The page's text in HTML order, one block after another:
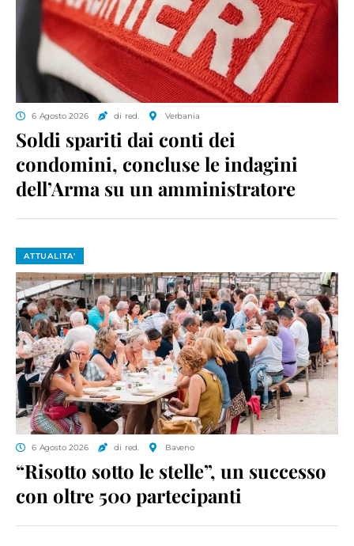
6 Agosto 2026 di red. Verbania
Soldi spariti dai conti dei
condomini, concluse le indagini
dell’Arma su un amministratore
ATTUALITA'
6 Agosto 2026 di red. Baveno
“Risotto sotto le stelle”, un successo
con oltre 500 partecipanti